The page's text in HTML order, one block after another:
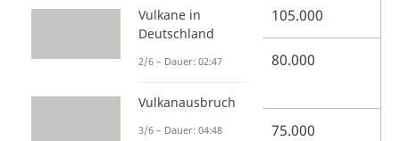
Blackfeet (Siksika) 105.000
Irokesen
80.000
Pueblo 75.000
Vulkane in
Deutschland
2/6 – Dauer: 02:47
Vulkanausbruch
3/6 – Dauer: 04:48